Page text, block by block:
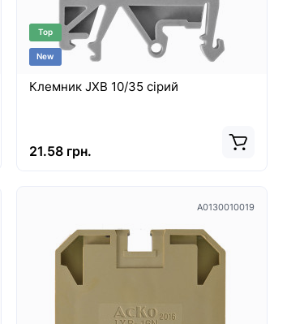
Top
New
Клемник JXB 10/35 сірий
21.58 грн.
A0130010019